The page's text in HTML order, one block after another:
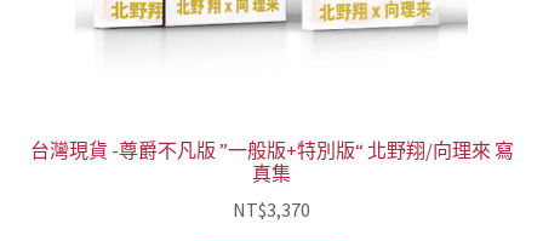
台灣現貨 -尊爵不凡版 ”一般版+特別版“ 北野翔/向理來 寫
真集
NT$3,370